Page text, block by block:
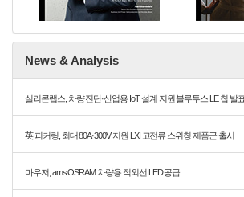
News & Analysis
실리콘랩스, 차량 진단·산업용 IoT 설계 지원 블루투스 LE 칩 발
英 피커링, 최대 80A·300V 지원 LXI 고전류 스위칭 제품군 출시
마우저, ams OSRAM 차량용 적외선 LED 공급